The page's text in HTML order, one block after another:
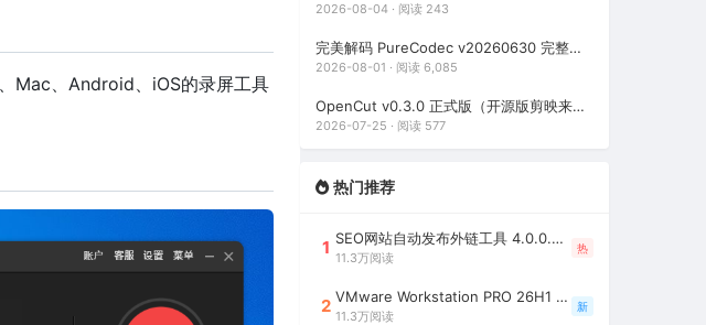
Mac、Android、iOS的录屏工具
2026-08-04 · 阅读 243
完美解码 PureCodec v20260630 完整版（全能影音解码包）
2026-08-01 · 阅读 6,085
OpenCut v0.3.0 正式版（开源版剪映来了，免费开源跨平台视频编辑工具）
2026-07-25 · 阅读 577
热门推荐
1 SEO网站自动发布外链工具 4.0.0.0 吾乐吧优化版（智能代理狂刷外链）
11.3万阅读
热
2 VMware Workstation PRO 26H1 中文精简安装注册版 / 完整版（最好用的虚拟机软件）
11.3万阅读
新